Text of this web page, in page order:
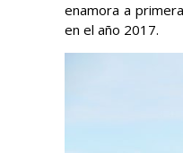
enamora a
en el año 2017.